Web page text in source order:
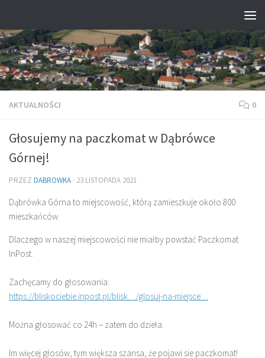
AKTUALNOŚCI 0
Głosujemy na paczkomat w Dąbrówce
Górnej!
PRZEZ DABROWKA · 23 LISTOPADA 2021
Dąbrówka Górna to miejscowość, którą zamieszkuje około 800
mieszkańców.
Dlaczego w naszej miejscowości nie miałby powstać Paczkomat
InPost.
Zachęcamy do głosowania:
https://bliskociebie.inpost.pl/blisk…/glosuj-na-miejsce…
Można głosować co 24h – zatem do dzieła.
Im więcej głosów, tym większa szansa, że pojawi sie paczkomat!